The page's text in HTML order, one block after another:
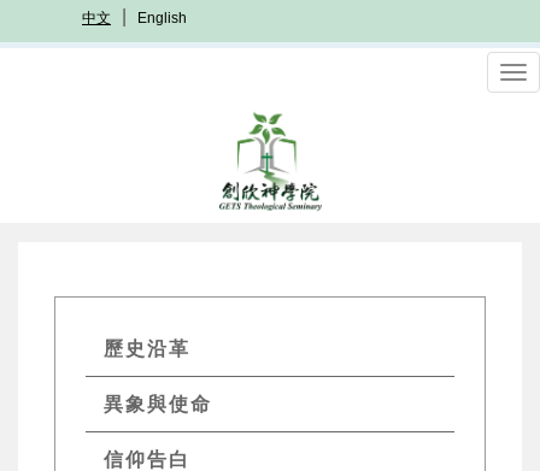
至
中文 English
GETs
About
Menu
歷史沿革
異象與使命
信仰告白